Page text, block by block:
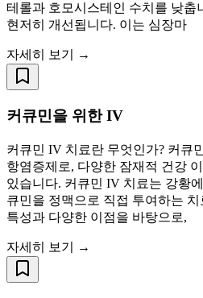
테롤과 호모시스테인 수치를 낮춥
현저히 개선됩니다. 이는 심장마
자세히 보기 →
커큐민을 위한 IV
커큐민 IV 치료란 무엇인가? 커큐
항염증제로, 다양한 잠재적 건강
있습니다. 커큐민 IV 치료는 강황
큐민을 정맥으로 직접 투여하는
특성과 다양한 이점을 바탕으로,
자세히 보기 →